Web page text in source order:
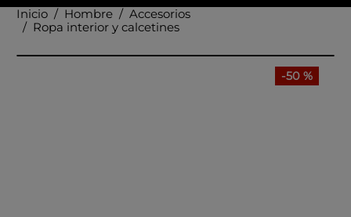
Hombre
Accesorios
Ropa interior y calcetines
-50 %